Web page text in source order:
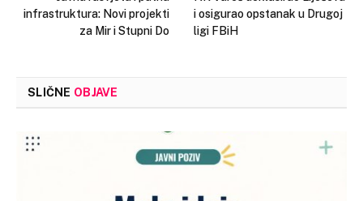
infrastruktura: Novi projekti
za Mir i Stupni Do
i osigurao opstanak u Drugoj
ligi FBiH
SLIČNE OBJAVE